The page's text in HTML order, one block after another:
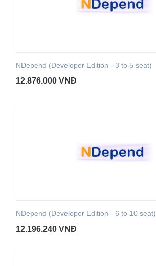
NDepend (Developer Edition - 3 to 5 seat)
12.876.000 VNĐ
NDepend (Developer Edition - 6 to 10 seat)
12.196.240 VNĐ